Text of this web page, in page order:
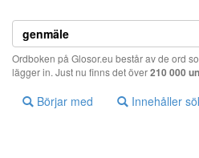
Ordboken på Glosor.eu består av de ord
lägger in. Just nu finns det över210 000
Börjar med Innehåller